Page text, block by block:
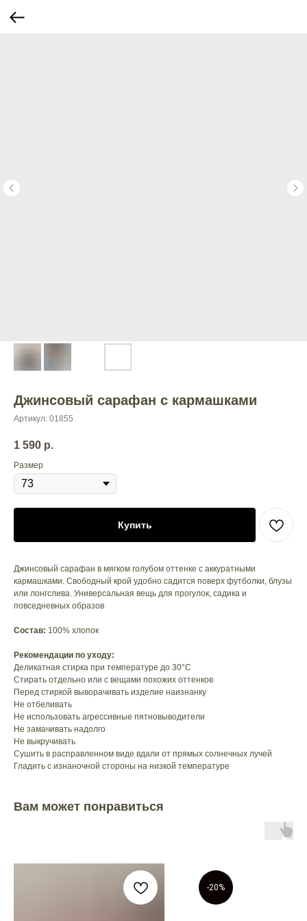
Джинсовый сарафан с кармашками
Артикул: 01855
1 590 р.
Размер
Купить
Джинсовый сарафан в мягком голубом оттенке с аккуратными
кармашками. Свободный крой удобно садится поверх футболки, блузы
или лонгслива. Универсальная вещь для прогулок, садика и
повседневных образов
Состав: 100% хлопок
Рекомендации по уходу:
Деликатная стирка при температуре до 30°C
Стирать отдельно или с вещами похожих оттенков
Перед стиркой выворачивать изделие наизнанку
Не отбеливать
Не использовать агрессивные пятновыводители
Не замачивать надолго
Не выкручивать
Сушить в расправленном виде вдали от прямых солнечных лучей
Гладить с изнаночной стороны на низкой температуре
Вам может понравиться
-20%